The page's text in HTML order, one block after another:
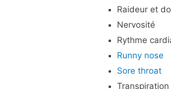
Raideur et
Nervosité
Rythme
Runny nose
Sore throat
Transpiration